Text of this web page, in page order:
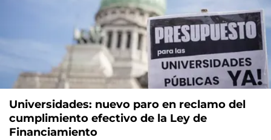
Universidades: nuevo paro en reclamo del
cumplimiento efectivo de la Ley de
Financiamiento